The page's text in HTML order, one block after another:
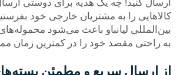
ارسال کنید! چه یک هدیه برای دوستی
کالاهایی را به مشتریان خارجی خود
بین‌المللی لیانباو باعث می‌شود
به راحتی مقصد خود را در کمترین زمان
از ارسال سریع و مطمئن